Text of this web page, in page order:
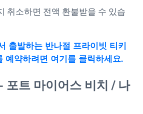
취소하면 전액 환불받을 수 있습
출발하는 반나절 프라이빗 티키
예약하려면 여기를 클릭하세요.
포트 마이어스 비치 / 나